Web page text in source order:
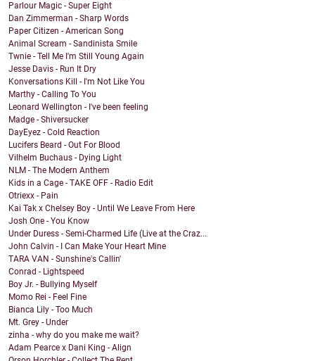
Parlour Magic - Super Eight
Dan Zimmerman - Sharp Words
Paper Citizen - American Song
Animal Scream - Sandinista Smile
Twnie - Tell Me I'm Still Young Again
Jesse Davis - Run It Dry
Konversations Kill - I'm Not Like You
Marthy - Calling To You
Leonard Wellington - I've been feeling
Madge - Shiversucker
DayEyez - Cold Reaction
Lucifers Beard - Out For Blood
Vilhelm Buchaus - Dying Light
NLM - The Modern Anthem
Kids in a Cage - TAKE OFF - Radio Edit
Otriexx - Pain
Kai Tak x Chelsey Boy - Until We Leave From Here
Josh One - You Know
Under Duress - Semi-Charmed Life (Live at the Craz...
John Calvin - I Can Make Your Heart Mine
TARA VAN - Sunshine's Callin'
Conrad - Lightspeed
Boy Jr. - Bullying Myself
Momo Rei - Feel Fine
Bianca Lily - Too Much
Mt. Grey - Under
zinha - why do you make me wait?
Adam Pearce x Dani King - Align